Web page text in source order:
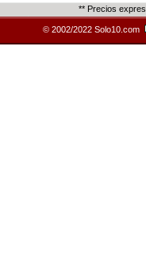
** Precios
© 2002/2022 Solo10.com